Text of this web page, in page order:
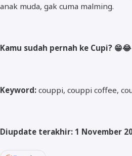
anak muda, gak cuma malming.
Kamu sudah pernah ke Cupi?
Keyword: couppi, couppi coffee,
Diupdate terakhir: 1 November